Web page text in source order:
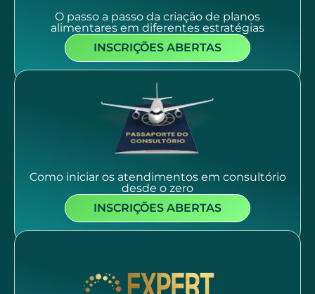
O passo a passo da criação de planos
alimentares em diferentes estratégias
INSCRIÇÕES ABERTAS
Como iniciar os atendimentos em consultório
desde o zero
INSCRIÇÕES ABERTAS